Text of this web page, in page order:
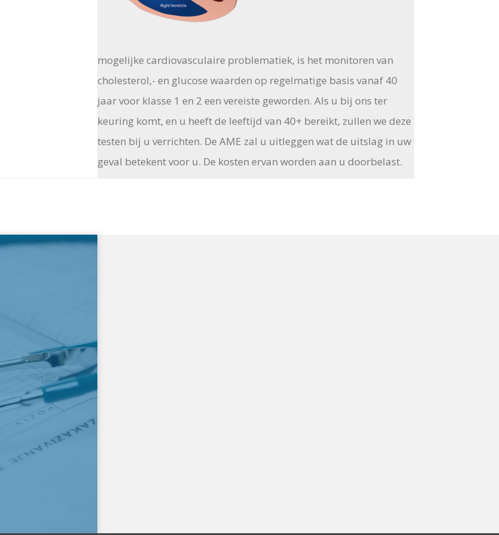
mogelijke cardiovasculaire problematiek, is het monitoren van
cholesterol,- en glucose waarden op regelmatige basis vanaf 40
jaar voor klasse 1 en 2 een vereiste geworden. Als u bij ons ter
keuring komt, en u heeft de leeftijd van 40+ bereikt, zullen we deze
testen bij u verrichten. De AME zal u uitleggen wat de uitslag in uw
geval betekent voor u. De kosten ervan worden aan u doorbelast.